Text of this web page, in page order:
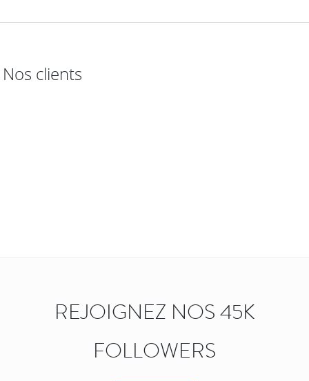
Nos clients
REJOIGNEZ NOS 45K
FOLLOWERS